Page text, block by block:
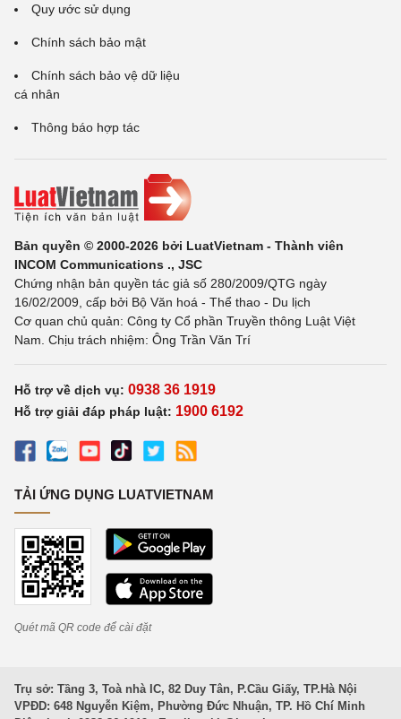
Quy ước sử dụng
Chính sách bảo mật
Chính sách bảo vệ dữ liệu
cá nhân
Thông báo hợp tác
Bản quyền © 2000-2026 bởi LuatVietnam - Thành viên
INCOM Communications ., JSC
Chứng nhận bản quyền tác giả số 280/2009/QTG ngày
16/02/2009, cấp bởi Bộ Văn hoá - Thể thao - Du lịch
Cơ quan chủ quản: Công ty Cổ phần Truyền thông Luật Việt
Nam. Chịu trách nhiệm: Ông Trần Văn Trí
Hỗ trợ về dịch vụ: 0938 36 1919
Hỗ trợ giải đáp pháp luật: 1900 6192
TẢI ỨNG DỤNG LUATVIETNAM
Quét mã QR code để cài đặt
Trụ sở: Tầng 3, Toà nhà IC, 82 Duy Tân, P.Cầu Giấy, TP.Hà Nội
VPĐD: 648 Nguyễn Kiệm, Phường Đức Nhuận, TP. Hồ Chí Minh